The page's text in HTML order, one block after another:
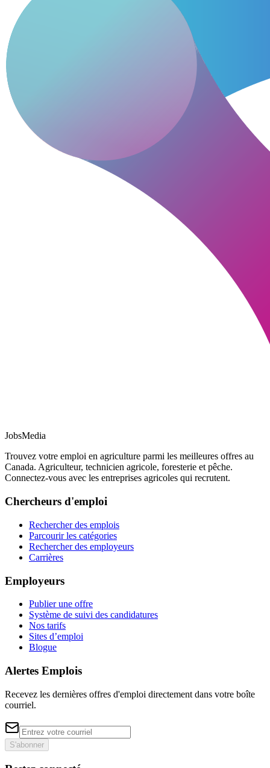
JobsMedia
Trouvez votre emploi en agriculture parmi les meilleures offres au
Canada. Agriculteur, technicien agricole, foresterie et pêche.
Connectez-vous avec les entreprises agricoles qui recrutent.
Chercheurs d'emploi
Rechercher des emplois
Parcourir les catégories
Rechercher des employeurs
Carrières
Employeurs
Publier une offre
Système de suivi des candidatures
Nos tarifs
Sites d’emploi
Blogue
Alertes Emplois
Recevez les dernières offres d'emploi directement dans votre boîte
courriel.
S'abonner